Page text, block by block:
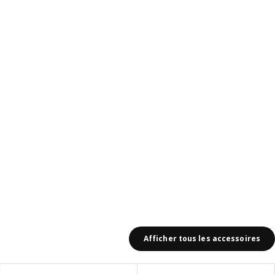
Afficher tous les accessoires